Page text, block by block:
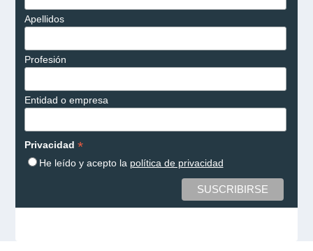
Apellidos
Profesión
Entidad o empresa
Privacidad *
He leído y acepto la política de privacidad